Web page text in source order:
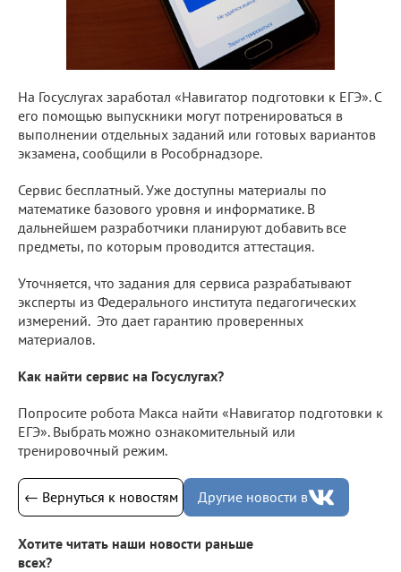
На Госуслугах заработал «Навигатор подготовки к ЕГЭ». С
его помощью выпускники могут потренироваться в
выполнении отдельных заданий или готовых вариантов
экзамена, сообщили в Рособрнадзоре.
Сервис бесплатный. Уже доступны материалы по
математике базового уровня и информатике. В
дальнейшем разработчики планируют добавить все
предметы, по которым проводится аттестация.
Уточняется, что задания для сервиса разрабатывают
эксперты из Федерального института педагогических
измерений. Это дает гарантию проверенных
материалов.
Как найти сервис на Госуслугах?
Попросите робота Макса найти «Навигатор подготовки к
ЕГЭ». Выбрать можно ознакомительный или
тренировочный режим.
← Вернуться к новостям Другие новости в
Хотите читать наши новости раньше
всех?